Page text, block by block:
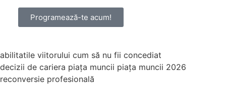
Programează-te acum!
abilitatile viitorului cum să nu fii concediat
decizii de cariera piața muncii piața muncii 2026
reconversie profesională